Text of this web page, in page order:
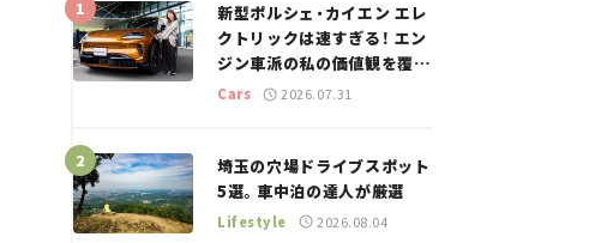
新型ポルシェ・カイエン エレ
クトリックは速すぎる！ エン
ジン車派の私の価値観を覆し
た、新しいポルシェの走り。
Cars 2026.07.31
埼玉の穴場ドライブスポット
5選。車中泊の達人が厳選
Lifestyle 2026.08.04